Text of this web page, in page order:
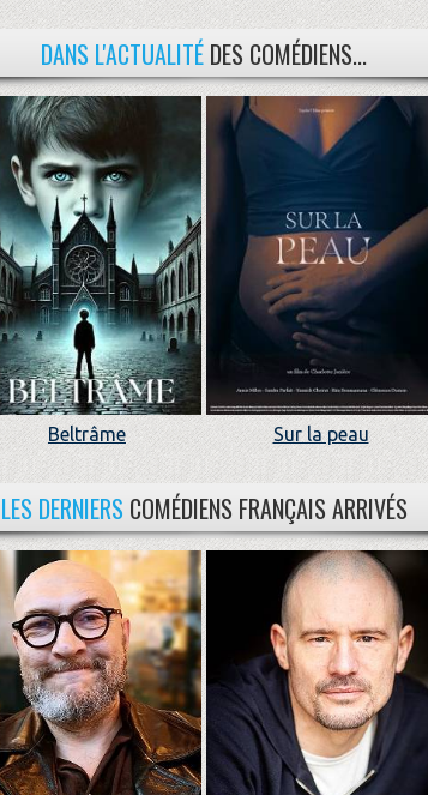
DANS L'ACTUALITÉ DES COMÉDIENS...
Beltrâme Sur la peau
LES DERNIERS COMÉDIENS FRANÇAIS ARRIVÉS